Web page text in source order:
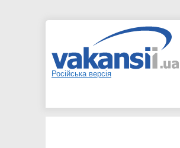
Російська версія